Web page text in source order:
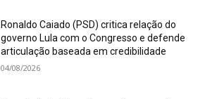
Ronaldo Caiado (PSD) critica relação do
governo Lula com o Congresso e defende
articulação baseada em credibilidade
04/08/2026